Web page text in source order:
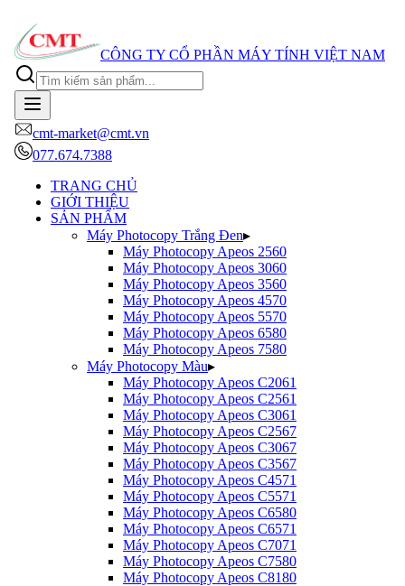
CÔNG TY CỔ PHẦN MÁY TÍNH VIỆT NAM
cmt-market@cmt.vn
077.674.7388
TRANG CHỦ
GIỚI THIỆU
SẢN PHẨM
Máy Photocopy Trắng Đen▸
Máy Photocopy Apeos 2560
Máy Photocopy Apeos 3060
Máy Photocopy Apeos 3560
Máy Photocopy Apeos 4570
Máy Photocopy Apeos 5570
Máy Photocopy Apeos 6580
Máy Photocopy Apeos 7580
Máy Photocopy Màu▸
Máy Photocopy Apeos C2061
Máy Photocopy Apeos C2561
Máy Photocopy Apeos C3061
Máy Photocopy Apeos C2567
Máy Photocopy Apeos C3067
Máy Photocopy Apeos C3567
Máy Photocopy Apeos C4571
Máy Photocopy Apeos C5571
Máy Photocopy Apeos C6580
Máy Photocopy Apeos C6571
Máy Photocopy Apeos C7071
Máy Photocopy Apeos C7580
Máy Photocopy Apeos C8180